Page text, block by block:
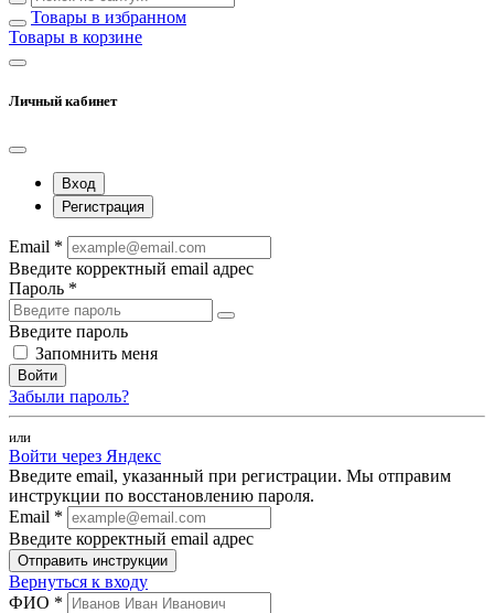
Товары в избранном
Товары в корзине
Личный кабинет
Вход
Регистрация
Email *
Введите корректный email адрес
Пароль *
Введите пароль
Запомнить меня
Войти
Забыли пароль?
или
Войти через Яндекс
Введите email, указанный при регистрации. Мы отправим
инструкции по восстановлению пароля.
Email *
Введите корректный email адрес
Отправить инструкции
Вернуться к входу
ФИО *